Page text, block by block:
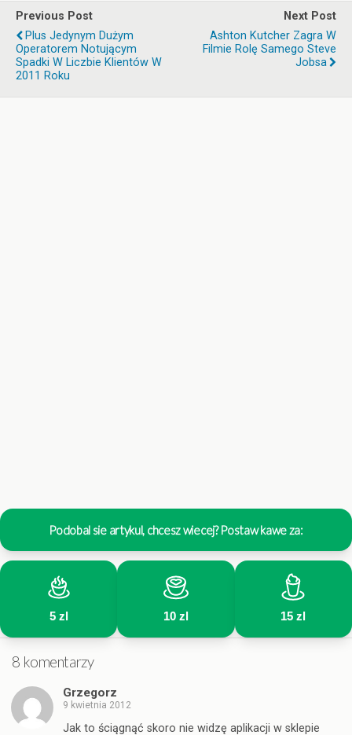
Previous Post
Plus Jedynym Dużym
Operatorem Notującym
Spadki W Liczbie Klientów W
2011 Roku
Next Post
Ashton Kutcher Zagra W
Filmie Rolę Samego Steve
Jobsa
Podobal sie artykul, chcesz wiecej? Postaw kawe za:
5 zl 10 zl 15 zl
8 komentarzy
Grzegorz
9 kwietnia 2012
Jak to ściągnąć skoro nie widzę aplikacji w sklepie